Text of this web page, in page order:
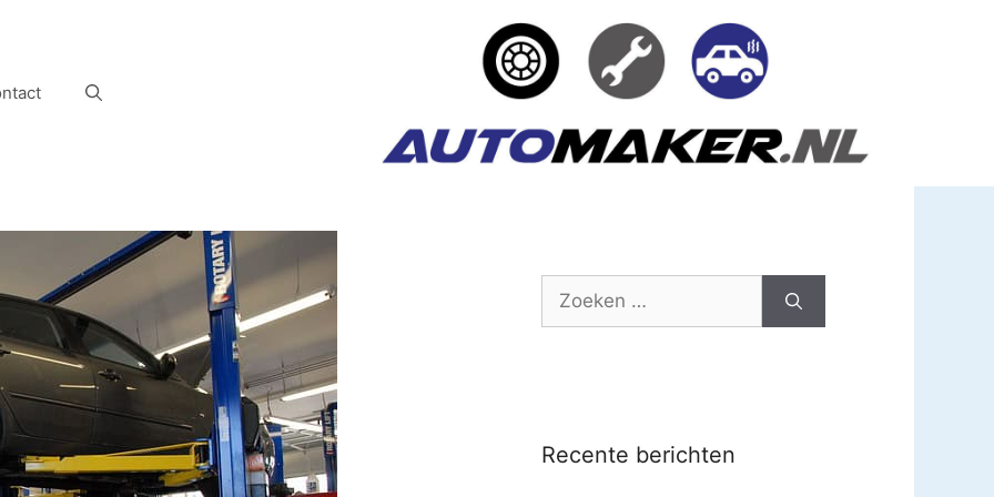
Zoek
Recente berichten